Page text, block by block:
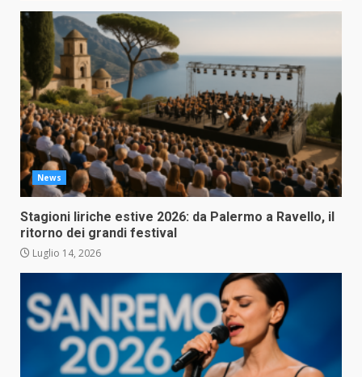
News
Stagioni liriche estive 2026: da Palermo a Ravello, il
ritorno dei grandi festival
Luglio 14, 2026